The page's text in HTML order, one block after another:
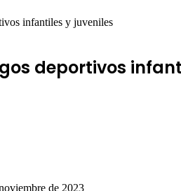
infantiles y juveniles
deportivos
de 2023